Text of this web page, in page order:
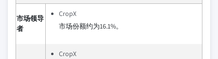
市场领导
者
CropX
市场份额约为16.1%。
CropX